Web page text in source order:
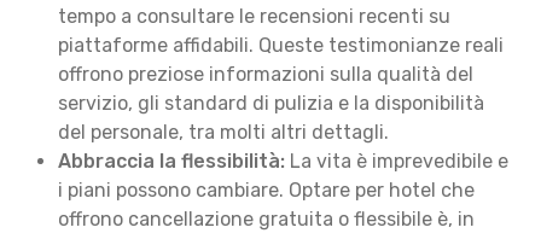
tempo a consultare le recensioni recenti su
piattaforme affidabili. Queste testimonianze reali
offrono preziose informazioni sulla qualità del
servizio, gli standard di pulizia e la disponibilità
del personale, tra molti altri dettagli.
Abbraccia la flessibilità: La vita è imprevedibile e
i piani possono cambiare. Optare per hotel che
offrono cancellazione gratuita o flessibile è, in